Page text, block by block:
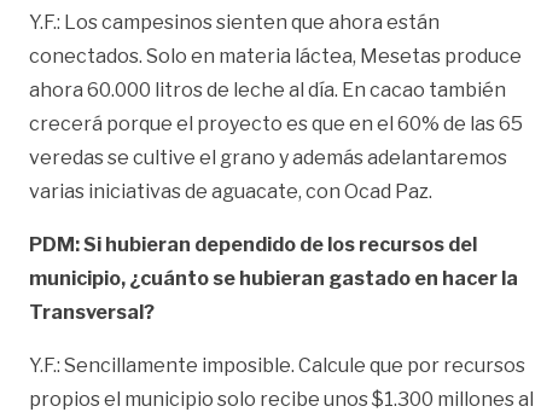
Y.F.: Los campesinos sienten que ahora están
conectados. Solo en materia láctea, Mesetas produce
ahora 60.000 litros de leche al día. En cacao también
crecerá porque el proyecto es que en el 60% de las 65
veredas se cultive el grano y además adelantaremos
varias iniciativas de aguacate, con Ocad Paz.
PDM: Si hubieran dependido de los recursos del
municipio, ¿cuánto se hubieran gastado en hacer la
Transversal?
Y.F.: Sencillamente imposible. Calcule que por recursos
propios el municipio solo recibe unos $1.300 millones al